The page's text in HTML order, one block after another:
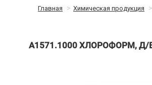
Главная Химическая продукция
A1571.1000 ХЛОРОФОРМ, Д/